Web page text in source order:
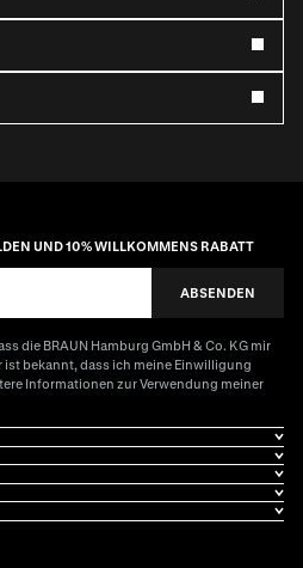
UND 10% WILLKOMMENS RABATT
ABSENDEN
die BRAUN Hamburg GmbH & Co. KG mir
bekannt, dass ich meine Einwilligung
Informationen zur Verwendung meiner